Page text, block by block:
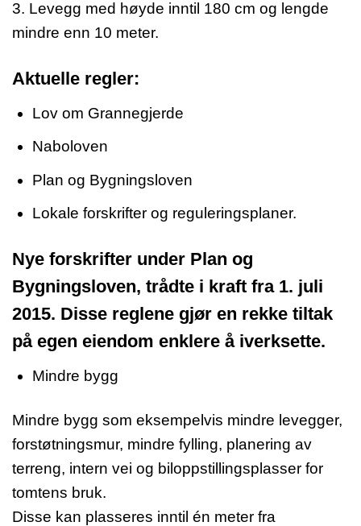
3. Levegg med høyde inntil 180 cm og lengde
mindre enn 10 meter.
Aktuelle regler:
Lov om Grannegjerde
Naboloven
Plan og Bygningsloven
Lokale forskrifter og reguleringsplaner.
Nye forskrifter under Plan og
Bygningsloven, trådte i kraft fra 1. juli
2015. Disse reglene gjør en rekke tiltak
på egen eiendom enklere å iverksette.
Mindre bygg
Mindre bygg som eksempelvis mindre levegger,
forstøtningsmur, mindre fylling, planering av
terreng, intern vei og biloppstillingsplasser for
tomtens bruk.
Disse kan plasseres inntil én meter fra